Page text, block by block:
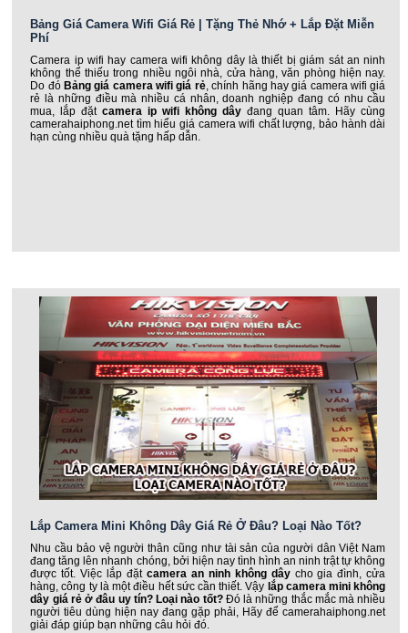
Bảng Giá Camera Wifi Giá Rẻ | Tặng Thẻ Nhớ + Lắp Đặt Miễn
Phí
Camera ip wifi hay camera wifi không dây là thiết bị giám sát an ninh
không thể thiếu trong nhiều ngôi nhà, cửa hàng, văn phòng hiện nay.
Do đó Bảng giá camera wifi giá rẻ, chính hãng hay giá camera wifi giá
rẻ là những điều mà nhiều cá nhân, doanh nghiệp đang có nhu cầu
mua, lắp đặtcamera ip wifi không dây đang quan tâm. Hãy cùng
camerahaiphong.net tìm hiểu giá camera wifi chất lượng, bảo hành dài
hạn cùng nhiều quà tặng hấp dẫn.
Lắp Camera Mini Không Dây Giá Rẻ Ở Đâu? Loại Nào Tốt?
Nhu cầu bảo vệ người thân cũng như tài sản của người dân Việt Nam
đang tăng lên nhanh chóng, bởi hiện nay tình hình an ninh trật tự không
được tốt. Việc lắp đặt camera an ninh không dâycho gia đình, cửa
hàng, công ty là một điều hết sức cần thiết. Vậy lắp camera mini không
dây giá rẻ ở đâu uy tín? Loại nào tốt?Đó là những thắc mắc mà nhiều
người tiêu dùng hiện nay đang gặp phải, Hãy để camerahaiphong.net
giải đáp giúp bạn những câu hỏi đó.